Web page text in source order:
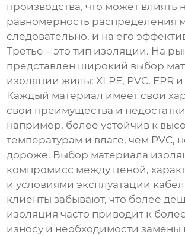
производства, что может влиять
равномерность распределения
следовательно, и на его
Третье – это тип изоляции. На
представлен широкий выбор
изоляции жилы: XLPE, PVC, EPR
Каждый материал имеет свои
свои преимущества и
например, более устойчив к
температурам и влаге, чем PVC,
дороже. Выбор материала
компромисс между ценой,
и условиями эксплуатации
клиенты забывают, что более
изоляция часто приводит к
износу и необходимости замены